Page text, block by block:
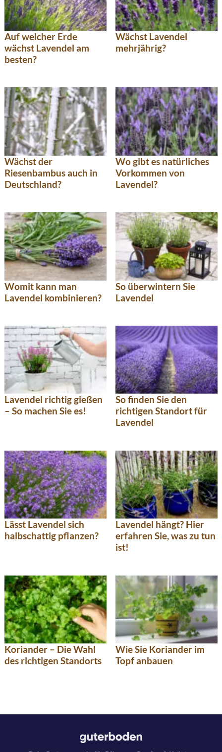
Auf welcher Erde
wächst Lavendel am
besten?
Wächst Lavendel
mehrjährig?
Wächst der
Riesenbambus auch in
Deutschland?
Wo gibt es natürliches
Vorkommen von
Lavendel?
Womit kann man
Lavendel kombinieren?
So überwintern Sie
Lavendel
Lavendel richtig gießen
– So machen Sie es!
So finden Sie den
richtigen Standort für
Lavendel
Lässt Lavendel sich
halbschattig pflanzen?
Lavendel hängt? Hier
erfahren Sie, was zu tun
ist!
Koriander – Die Wahl
des richtigen Standorts
Wie Sie Koriander im
Topf anbauen